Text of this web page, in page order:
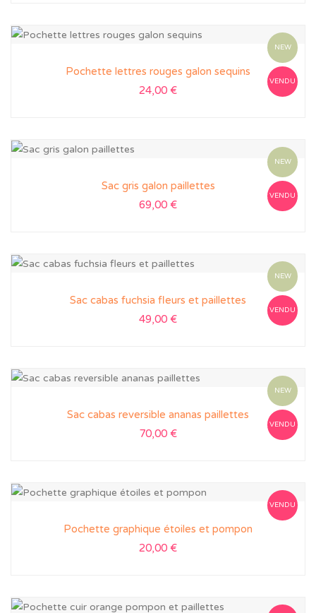
NEW
VENDU
Pochette lettres rouges galon sequins
24,00 €
NEW
VENDU
Sac gris galon paillettes
69,00 €
NEW
VENDU
Sac cabas fuchsia fleurs et paillettes
49,00 €
NEW
VENDU
Sac cabas reversible ananas paillettes
70,00 €
VENDU
Pochette graphique étoiles et pompon
20,00 €